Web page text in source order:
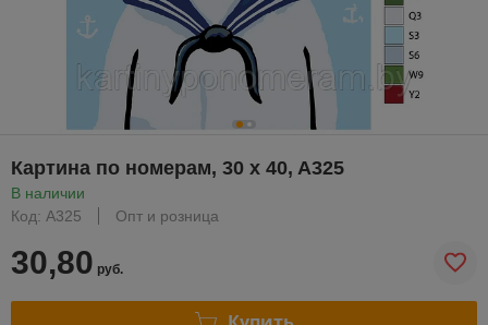
Картина по номерам, 30 x 40, A325
В наличии
Код: A325
Опт и розница
30,80 руб.